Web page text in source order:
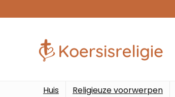
Huis Religieuze voorwerpen